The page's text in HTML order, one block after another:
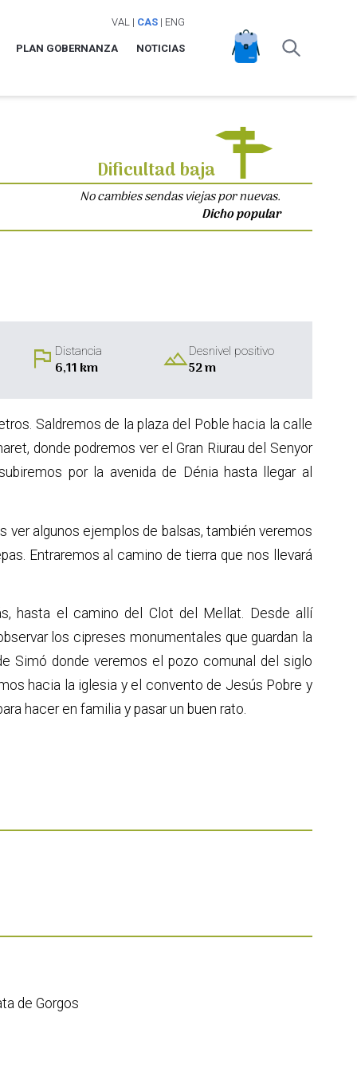
VAL | CAS| ENG
PLAN GOBERNANZA NOTICIAS
Dificultad baja
No cambies sendas viejas por nuevas.
Dicho popular
flag Distancia
6,11 km landscapeDesnivel positivo
52 m
Saldremos de la plaza del Poble hacia la calle
donde podremos ver el Gran Riurau del Senyor
por la avenida de Dénia hasta llegar al
algunos ejemplos de balsas, también veremos
Entraremos al camino de tierra que nos llevará
hasta el camino del Clot del Mellat. Desde allí
los cipreses monumentales que guardan la
Simó donde veremos el pozo comunal del siglo
hacia la iglesia y el convento de Jesús Pobre y
hacer en familia y pasar un buen rato.
de Gorgos